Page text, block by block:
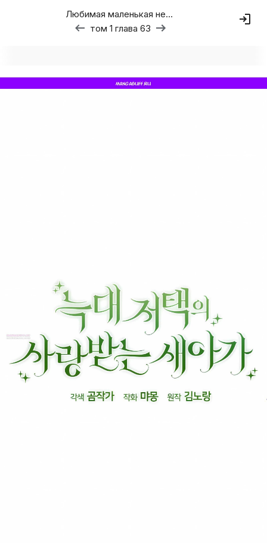
Любимая маленькая невестка дома волков
том 1 глава 63